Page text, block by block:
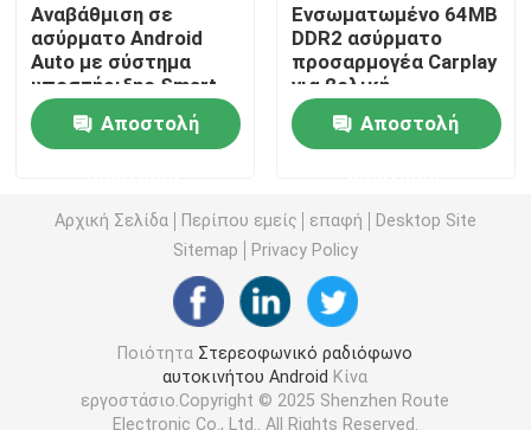
Καθολικό στερεοφωνικό συγκρότημα αυτοκινήτων
Ραδιόφωνο αυτοκινήτου cOem
τηλεοπτική διεπαφή αυτοκινήτων
360 Πανοραμική κάμερα αυτοκινήτου
Αναβάθμιση σε
ασύρματο Android
Auto με σύστημα
υποστήριξης Smart
Carplay Box
Αποστολή
Ενσωματωμένο 64MB
DDR2 ασύρματο
προσαρμογέα Carplay
για βολική
ενσωμάτωση
smartphoneΑποστολή
Αρχική Σελίδα Περίπου εμείς επαφή
Desktop Site
Sitemap
Privacy Policy
Ποιότητα Στερεοφωνικό ραδιόφωνο
αυτοκινήτου Android Κίνα
εργοστάσιο.Copyright © 2025 Shenzhen Route
Electronic Co., Ltd.. All Rights Reserved.